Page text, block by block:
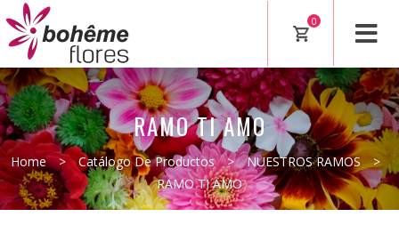
0
RAMO TI AMO
Home > Catálogo De Productos > NUESTROS RAMOS
>
RAMO TI AMO